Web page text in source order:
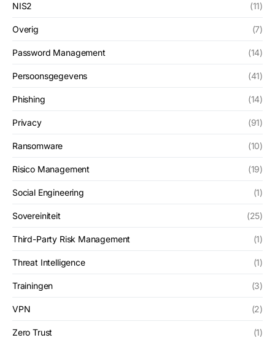
NIS2 (11)
Overig (7)
Password Management (14)
Persoonsgegevens (41)
Phishing (14)
Privacy (91)
Ransomware (10)
Risico Management (19)
Social Engineering (1)
Sovereiniteit (25)
Third-Party Risk Management (1)
Threat Intelligence (1)
Trainingen (3)
VPN (2)
Zero Trust (1)